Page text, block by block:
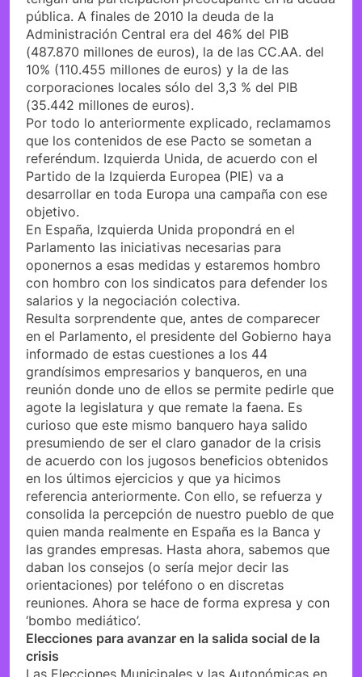
pública. A finales de 2010 la deuda de la
Administración Central era del 46% del PIB
(487.870 millones de euros), la de las CC.AA. del
10% (110.455 millones de euros) y la de las
corporaciones locales sólo del 3,3 % del PIB
(35.442 millones de euros).
Por todo lo anteriormente explicado, reclamamos
que los contenidos de ese Pacto se sometan a
referéndum. Izquierda Unida, de acuerdo con el
Partido de la Izquierda Europea (PIE) va a
desarrollar en toda Europa una campaña con ese
objetivo.
En España, Izquierda Unida propondrá en el
Parlamento las iniciativas necesarias para
oponernos a esas medidas y estaremos hombro
con hombro con los sindicatos para defender los
salarios y la negociación colectiva.
Resulta sorprendente que, antes de comparecer
en el Parlamento, el presidente del Gobierno haya
informado de estas cuestiones a los 44
grandísimos empresarios y banqueros, en una
reunión donde uno de ellos se permite pedirle que
agote la legislatura y que remate la faena. Es
curioso que este mismo banquero haya salido
presumiendo de ser el claro ganador de la crisis
de acuerdo con los jugosos beneficios obtenidos
en los últimos ejercicios y que ya hicimos
referencia anteriormente. Con ello, se refuerza y
consolida la percepción de nuestro pueblo de que
quien manda realmente en España es la Banca y
las grandes empresas. Hasta ahora, sabemos que
daban los consejos (o sería mejor decir las
orientaciones) por teléfono o en discretas
reuniones. Ahora se hace de forma expresa y con
‘bombo mediático’.
Elecciones para avanzar en la salida social de la
crisis
Las Elecciones Municipales y las Autonómicas en